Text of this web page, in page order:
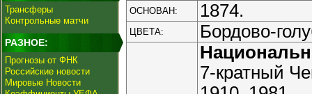
Трансферы
Контрольные матчи
РАЗНОЕ:
Прогнозы от ФНК
Российские новости
Мировые Новости
ОСНОВАН: 1874.
ЦВЕТА: Бордово-
7-кратный